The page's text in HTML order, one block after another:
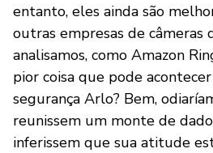
entanto, eles ainda são
outras empresas de câmeras
analisamos, como Amazon
pior coisa que pode
segurança Arlo? Bem,
reunissem um monte de
inferissem que sua atitude